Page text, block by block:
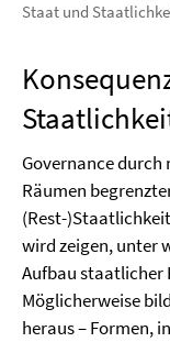
Staat und
Governance
Räumen
(Rest-
wird zeigen, unter
Aufbau staatlicher
Möglicherweise
heraus – Formen,